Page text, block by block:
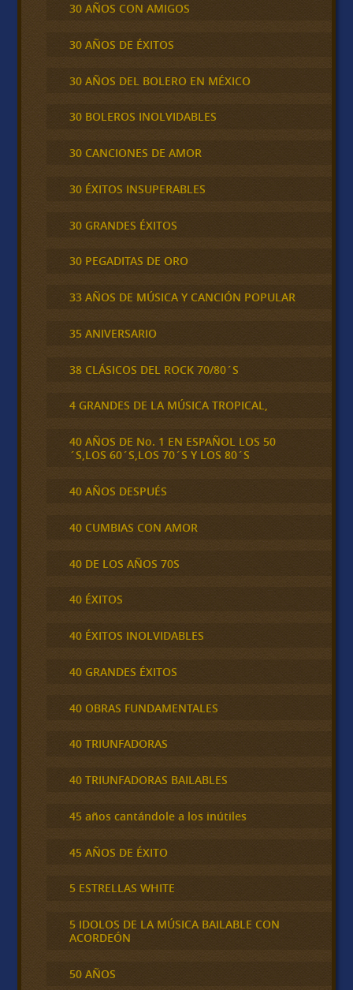
30 AÑOS CON AMIGOS
30 AÑOS DE ÉXITOS
30 AÑOS DEL BOLERO EN MÉXICO
30 BOLEROS INOLVIDABLES
30 CANCIONES DE AMOR
30 ÉXITOS INSUPERABLES
30 GRANDES ÉXITOS
30 PEGADITAS DE ORO
33 AÑOS DE MÚSICA Y CANCIÓN POPULAR
35 ANIVERSARIO
38 CLÁSICOS DEL ROCK 70/80´S
4 GRANDES DE LA MÚSICA TROPICAL,
40 AÑOS DE No. 1 EN ESPAÑOL LOS 50
´S,LOS 60´S,LOS 70´S Y LOS 80´S
40 AÑOS DESPUÉS
40 CUMBIAS CON AMOR
40 DE LOS AÑOS 70S
40 ÉXITOS
40 ÉXITOS INOLVIDABLES
40 GRANDES ÉXITOS
40 OBRAS FUNDAMENTALES
40 TRIUNFADORAS
40 TRIUNFADORAS BAILABLES
45 años cantándole a los inútiles
45 AÑOS DE ÉXITO
5 ESTRELLAS WHITE
5 IDOLOS DE LA MÚSICA BAILABLE CON
ACORDEÓN
50 AÑOS